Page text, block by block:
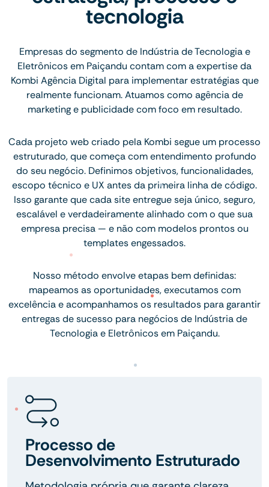
tecnologia
Empresas do segmento de Indústria de Tecnologia e
Eletrônicos em Paiçandu contam com a expertise da
Kombi Agência Digital para implementar estratégias que
realmente funcionam. Atuamos como agência de
marketing e publicidade com foco em resultado.
Cada projeto web criado pela Kombi segue um processo
estruturado, que começa com entendimento profundo
do seu negócio. Definimos objetivos, funcionalidades,
escopo técnico e UX antes da primeira linha de código.
Isso garante que cada site entregue seja único, seguro,
escalável e verdadeiramente alinhado com o que sua
empresa precisa — e não com modelos prontos ou
templates engessados.
Nosso método envolve etapas bem definidas:
mapeamos as oportunidades, executamos com
excelência e acompanhamos os resultados para garantir
entregas de sucesso para negócios de Indústria de
Tecnologia e Eletrônicos em Paiçandu.
Processo de
Desenvolvimento Estruturado